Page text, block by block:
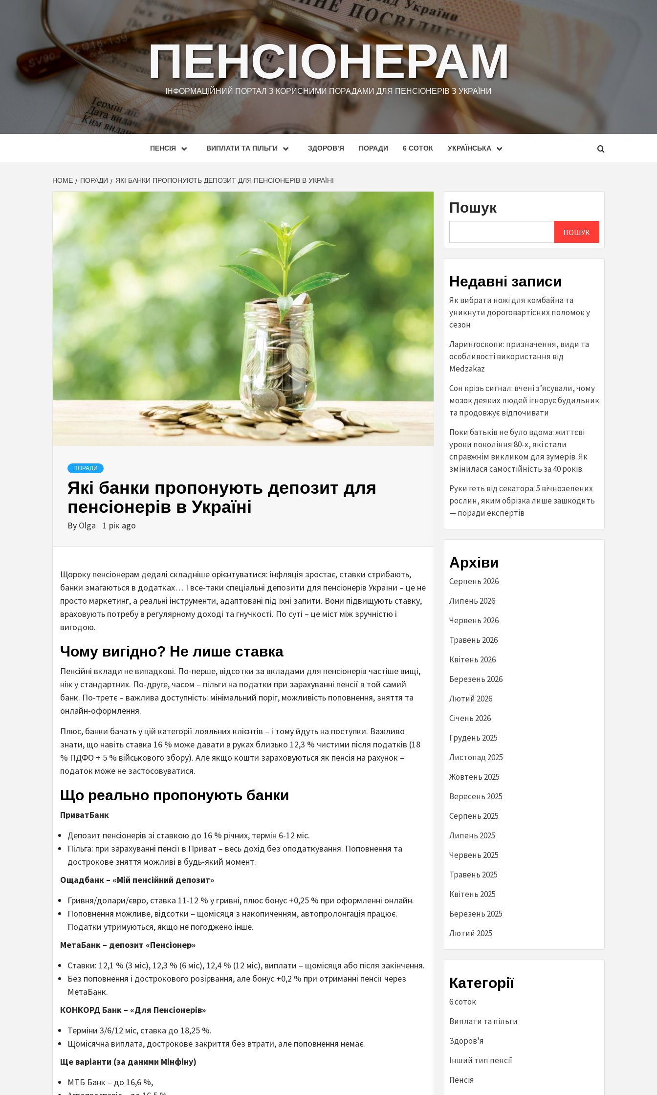
ПЕНСІОНЕРАМ
ІНФОРМАЦІЙНИЙ ПОРТАЛ З КОРИСНИМИ ПОРАДАМИ ДЛЯ ПЕНСІОНЕРІВ З УКРАЇНИ
ПЕНСІЯ ВИПЛАТИ ТА ПІЛЬГИ ЗДОРОВ’Я ПОРАДИ 6 СОТОК УКРАЇНСЬКА
HOME ПОРАДИ ЯКІ БАНКИ ПРОПОНУЮТЬ ДЕПОЗИТ ДЛЯ ПЕНСІОНЕРІВ В УКРАЇНІ
ПОРАДИ
Які банки пропонують депозит для
пенсіонерів в Україні
By Olga 1 рік ago
Щороку пенсіонерам дедалі складніше орієнтуватися: інфляція зростає, ставки стрибають,
банки змагаються в додатках… І все-таки спеціальні депозити для пенсіонерів України – це не
просто маркетинг, а реальні інструменти, адаптовані під їхні запити. Вони підвищують ставку,
враховують потребу в регулярному доході та гнучкості. По суті – це міст між зручністю і
вигодою.
Чому вигідно? Не лише ставка
Пенсійні вклади не випадкові. По-перше, відсотки за вкладами для пенсіонерів частіше вищі,
ніж у стандартних. По-друге, часом – пільги на податки при зарахуванні пенсії в той самий
банк. По-третє – важлива доступність: мінімальний поріг, можливість поповнення, зняття та
онлайн-оформлення.
Плюс, банки бачать у цій категорії лояльних клієнтів – і тому йдуть на поступки. Важливо
знати, що навіть ставка 16 % може давати в руках близько 12,3 % чистими після податків (18
% ПДФО + 5 % військового збору). Але якщо кошти зараховуються як пенсія на рахунок –
податок може не застосовуватися.
Що реально пропонують банки
ПриватБанк
Депозит пенсіонерів зі ставкою до 16 % річних, термін 6-12 міс.
Пільга: при зарахуванні пенсії в Приват – весь дохід без оподаткування. Поповнення та
дострокове зняття можливі в будь-який момент.
Ощадбанк – «Мій пенсійний депозит»
Гривня/долари/євро, ставка 11-12 % у гривні, плюс бонус +0,25 % при оформленні онлайн.
Поповнення можливе, відсотки – щомісяця з накопиченням, автопролонгація працює.
Податки утримуються, якщо не погоджено інше.
МетаБанк – депозит «Пенсіонер»
Ставки: 12,1 % (3 міс), 12,3 % (6 міс), 12,4 % (12 міс), виплати – щомісяця або після закінчення.
Без поповнення і дострокового розірвання, але бонус +0,2 % при отриманні пенсії через
МетаБанк.
КОНКОРД Банк – «Для Пенсіонерів»
Терміни 3/6/12 міс, ставка до 18,25 %.
Щомісячна виплата, дострокове закриття без втрати, але поповнення немає.
Ще варіанти (за даними Мінфіну)
МТБ Банк – до 16,6 %,
Пошук
ПОШУК
Недавні записи
Як вибрати ножі для комбайна та
уникнути дороговартісних поломок у
сезон
Ларингоскопи: призначення, види та
особливості використання від
Medzakaz
Сон крізь сигнал: вчені з’ясували, чому
мозок деяких людей ігнорує будильник
та продовжує відпочивати
Поки батьків не було вдома: життєві
уроки покоління 80-х, які стали
справжнім викликом для зумерів. Як
змінилася самостійність за 40 років.
Руки геть від секатора: 5 вічнозелених
рослин, яким обрізка лише зашкодить
— поради експертів
Архіви
Серпень 2026
Липень 2026
Червень 2026
Травень 2026
Квітень 2026
Березень 2026
Лютий 2026
Січень 2026
Грудень 2025
Листопад 2025
Жовтень 2025
Вересень 2025
Серпень 2025
Липень 2025
Червень 2025
Травень 2025
Квітень 2025
Березень 2025
Лютий 2025
Категорії
6 соток
Виплати та пільги
Здоров'я
Інший тип пенсії
Пенсія